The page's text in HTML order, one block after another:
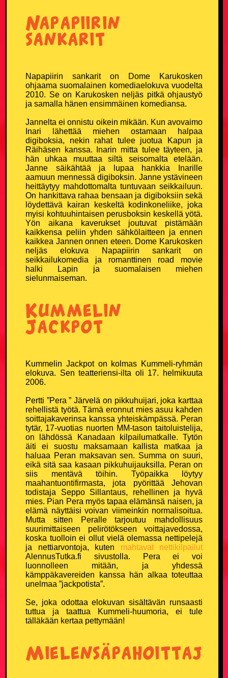
Sairaat vitsit
Savolaisvitsit
Tauski vitsit
Tesla-vitsit
Tuksu vitsit
Turkulaisvitsit
Urheiluvitsit
Uskonto vitsit
Vanhusvitsit
Vankilavitsit
SUOSITUIMMAT VITSIT
Päivän katsotuimmat vitsit
Kuukauden katsotuimmat vitsit
100 suosituinta vitsiä
KATSO, KUUNTELE TAI PELAA
Kaikki vitsit
Kuuntele valmiiksi luettuja vitsejä
Pelaa Vitsien Vitsit -peliä ja voita
Satunnainen vitsi
TIEDÄTKÖ HYVÄN VITSIN?
Lähetä oma vitsi ja tee historiaa
Napapiirin
sankarit
Napapiirin sankarit on Dome Karukosken
ohjaama suomalainen komediaelokuva vuodelta
2010. Se on Karukosken neljäs pitkä ohjaustyö
ja samalla hänen ensimmäinen komediansa.
Jannelta ei onnistu oikein mikään. Kun avovaimo
Inari lähettää miehen ostamaan halpaa
digiboksia, nekin rahat tulee juotua Kapun ja
Räihäsen kanssa. Inarin mitta tulee täyteen, ja
hän uhkaa muuttaa siltä seisomalta etelään.
Janne säikähtää ja lupaa hankkia Inarille
aamuun mennessä digiboksin. Janne ystävineen
heittäytyy mahdottomalta tuntuvaan seikkailuun.
On hankittava rahaa bensaan ja digiboksiin sekä
löydettävä kairan keskeltä kodinkoneliike, joka
myisi kohtuuhintaisen perusboksin keskellä yötä.
Yön aikana kaverukset joutuvat pistämään
kaikkensa peliin yhden sähkölaitteen ja ennen
kaikkea Jannen onnen eteen. Dome Karukosken
neljäs elokuva Napapiirin sankarit on
seikkailukomedia ja romanttinen road movie
halki Lapin ja suomalaisen miehen
sielunmaiseman.
Kummelin
Jackpot
Kummelin Jackpot on kolmas Kummeli-ryhmän
elokuva. Sen teatteriensi-ilta oli 17. helmikuuta
2006.
Pertti ”Pera ” Järvelä on pikkuhuijari, joka karttaa
rehellistä työtä. Tämä eronnut mies asuu kahden
soittajakaverinsa kanssa yhteiskämpässä. Peran
tytär, 17-vuotias nuorten MM-tason taitoluistelija,
on lähdössä Kanadaan kilpailumatkalle. Tytön
äiti ei suostu maksamaan kallista matkaa ja
haluaa Peran maksavan sen. Summa on suuri,
eikä sitä saa kasaan pikkuhuijauksilla. Peran on
siis mentävä töihin. Työpaikka löytyy
maahantuontifirmasta, jota pyörittää Jehovan
todistaja Seppo Sillantaus, rehellinen ja hyvä
mies. Pian Pera myös tapaa elämänsä naisen, ja
elämä näyttäisi voivan viimeinkin normalisoitua.
Mutta sitten Peralle tarjoutuu mahdollisuus
suurimittaiseen pelirötökseen voittajavedossa,
koska tuolloin ei ollut vielä olemassa nettipelejä
ja nettiarvontoja, kuten mahtavat nettikilpailut
AlennusTutka.fi sivustolla. Pera ei voi
luonnolleen mitään, ja yhdessä
kämppäkavereiden kanssa hän alkaa toteuttaa
unelmaa ”jackpotista”.
Se, joka odottaa elokuvan sisältävän runsaasti
tuttua ja taattua Kummeli-huumoria, ei tule
tälläkään kertaa pettymään!
Mielensäpahoittaja